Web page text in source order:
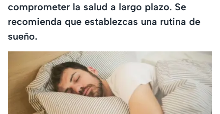
comprometer la salud a largo plazo. Se
recomienda que establezcas una rutina de
sueño.